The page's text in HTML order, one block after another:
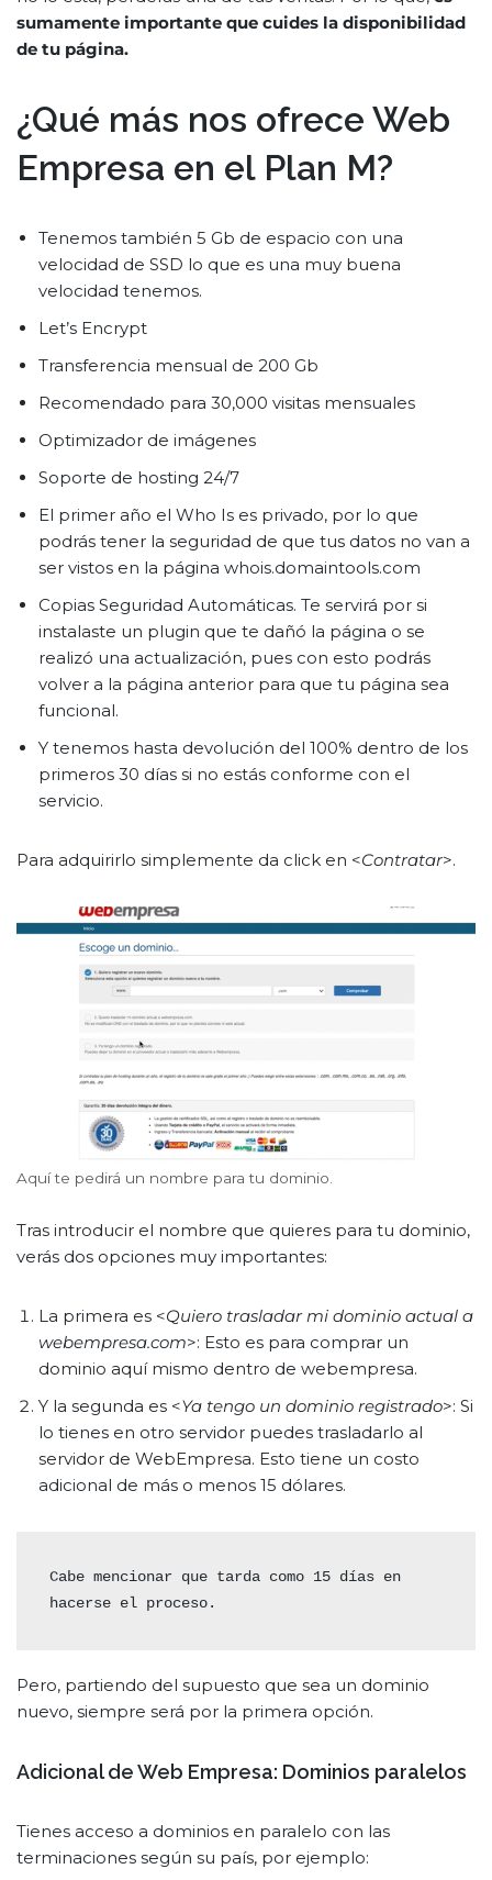
sumamente importante que cuides la disponibilidad
de tu página.
¿Qué más nos ofrece Web
Empresa en el Plan M?
Tenemos también 5 Gb de espacio con una
velocidad de SSD lo que es una muy buena
velocidad tenemos.
Let’s Encrypt
Transferencia mensual de 200 Gb
Recomendado para 30,000 visitas mensuales
Optimizador de imágenes
Soporte de hosting 24/7
El primer año el Who Is es privado, por lo que
podrás tener la seguridad de que tus datos no van a
ser vistos en la página whois.domaintools.com
Copias Seguridad Automáticas. Te servirá por si
instalaste un plugin que te dañó la página o se
realizó una actualización, pues con esto podrás
volver a la página anterior para que tu página sea
funcional.
Y tenemos hasta devolución del 100% dentro de los
primeros 30 días si no estás conforme con el
servicio.
Para adquirirlo simplemente da click en <Contratar>.
Aquí te pedirá un nombre para tu dominio.
Tras introducir el nombre que quieres para tu dominio,
verás dos opciones muy importantes:
La primera es <Quiero trasladar mi dominio actual a
webempresa.com>: Esto es para comprar un
dominio aquí mismo dentro de webempresa.
Y la segunda es <Ya tengo un dominio registrado>: Si
lo tienes en otro servidor puedes trasladarlo al
servidor de WebEmpresa. Esto tiene un costo
adicional de más o menos 15 dólares.
Cabe mencionar que tarda como 15 días en
hacerse el proceso.
Pero, partiendo del supuesto que sea un dominio
nuevo, siempre será por la primera opción.
Adicional de Web Empresa: Dominios paralelos
Tienes acceso a dominios en paralelo con las
terminaciones según su país, por ejemplo: